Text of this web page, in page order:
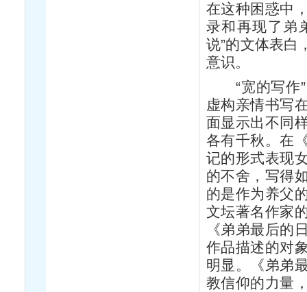
在这种困惑中
录和再现了弟
说”的文体表白
意识。
“宽的写作”
虚构亲情书写
面显示出不同
各有千秋。在
记的形式表现
的不舍，写得
的是作为养父
文坛著名作家
《弟弟最后的
作品描述的对
明显。《弟弟
教信仰的力量